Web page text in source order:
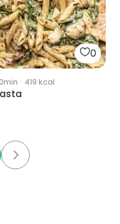
0
· 419 kcal